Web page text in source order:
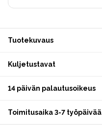
Tuotekuvaus
Kuljetustavat
14 päivän palautusoikeus
Toimitusaika 3-7 työpäivää